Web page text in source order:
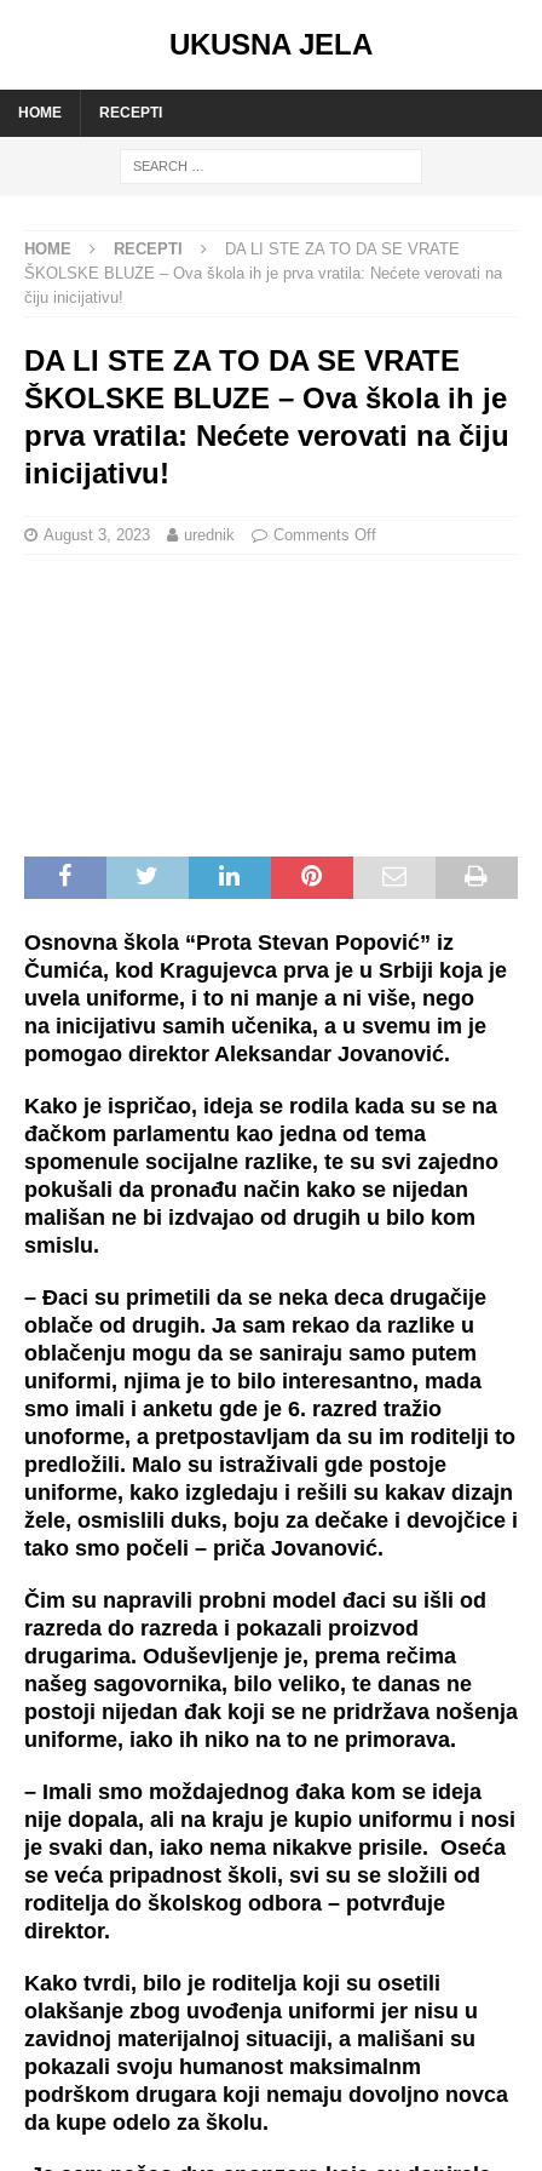
UKUSNA JELA
HOME RECEPTI
HOME RECEPTI
DA LI STE ZA TO DA SE VRATE
ŠKOLSKE BLUZE – Ova škola ih je prva vratila: Nećete verovati na
čiju inicijativu!
DA LI STE ZA TO DA SE VRATE
ŠKOLSKE BLUZE – Ova škola ih je
prva vratila: Nećete verovati na čiju
inicijativu!
August 3, 2023 urednik Comments Off
Osnovna škola “Prota Stevan Popović” iz
Čumića, kod Kragujevca prva je u Srbiji koja je
uvela uniforme, i to ni manje a ni više, nego
na inicijativu samih učenika, a u svemu im je
pomogao direktor Aleksandar Jovanović.
Kako je ispričao, ideja se rodila kada su se na
đačkom parlamentu kao jedna od tema
spomenule socijalne razlike, te su svi zajedno
pokušali da pronađu način kako se nijedan
mališan ne bi izdvajao od drugih u bilo kom
smislu.
– Đaci su primetili da se neka deca drugačije
oblače od drugih. Ja sam rekao da razlike u
oblačenju mogu da se saniraju samo putem
uniformi, njima je to bilo interesantno, mada
smo imali i anketu gde je 6. razred tražio
unoforme, a pretpostavljam da su im roditelji to
predložili. Malo su istraživali gde postoje
uniforme, kako izgledaju i rešili su kakav dizajn
žele, osmislili duks, boju za dečake i devojčice i
tako smo počeli – priča Jovanović.
Čim su napravili probni model đaci su išli od
razreda do razreda i pokazali proizvod
drugarima. Oduševljenje je, prema rečima
našeg sagovornika, bilo veliko, te danas ne
postoji nijedan đak koji se ne pridržava nošenja
uniforme, iako ih niko na to ne primorava.
– Imali smo moždajednog đaka kom se ideja
nije dopala, ali na kraju je kupio uniformu i nosi
je svaki dan, iako nema nikakve prisile. Oseća
se veća pripadnost školi, svi su se složili od
roditelja do školskog odbora – potvrđuje
direktor.
Kako tvrdi, bilo je roditelja koji su osetili
olakšanje zbog uvođenja uniformi jer nisu u
zavidnoj materijalnoj situaciji, a mališani su
pokazali svoju humanost maksimalnm
podrškom drugara koji nemaju dovoljno novca
da kupe odelo za školu.